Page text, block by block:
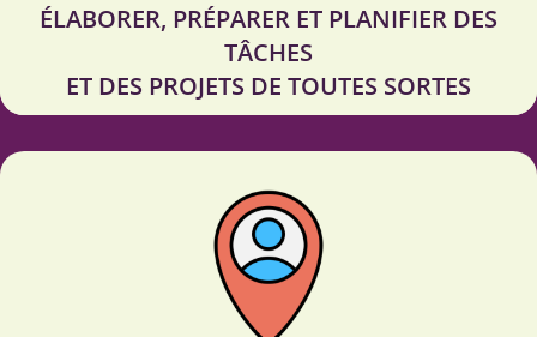
ÉLABORER, PRÉPARER ET PLANIFIER DES
TÂCHES
ET DES PROJETS DE TOUTES SORTES